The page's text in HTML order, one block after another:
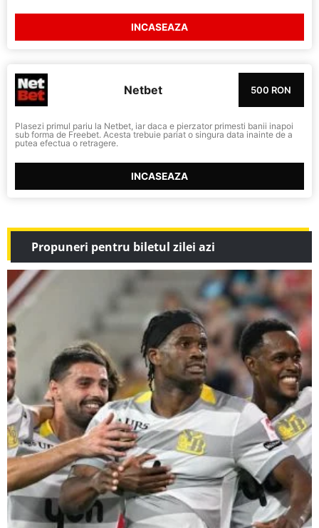
INCASEAZA
Netbet 500 RON
Plasezi primul pariu la Netbet, iar daca e pierzator primesti banii inapoi
sub forma de Freebet. Acesta trebuie pariat o singura data inainte de a
putea efectua o retragere.
INCASEAZA
Propuneri pentru biletul zilei azi